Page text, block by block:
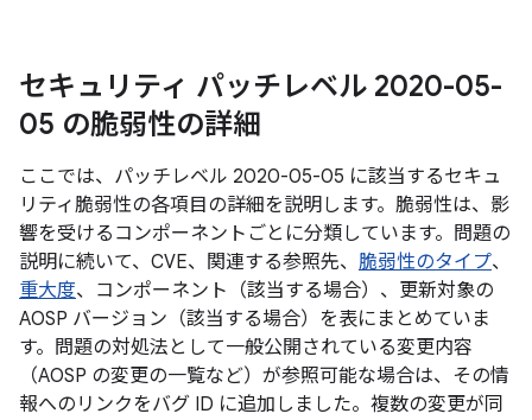
セキュリティ パッチレベル 2020-05-
05 の脆弱性の詳細
ここでは、パッチレベル 2020-05-05 に該当するセキュ
リティ脆弱性の各項目の詳細を説明します。脆弱性は、影
響を受けるコンポーネントごとに分類しています。問題の
説明に続いて、CVE、関連する参照先、 脆弱性のタイプ、
重大度、コンポーネント（該当する場合）、更新対象の
AOSP バージョン（該当する場合）を表にまとめていま
す。問題の対処法として一般公開されている変更内容
（AOSP の変更の一覧など）が参照可能な場合は、その情
報へのリンクをバグ ID に追加しました。複数の変更が同